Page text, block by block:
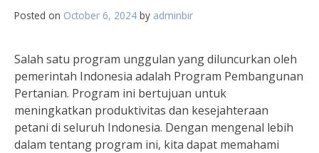
Posted on October 6, 2024 by adminbir
Salah satu program unggulan yang diluncurkan oleh
pemerintah Indonesia adalah Program Pembangunan
Pertanian. Program ini bertujuan untuk
meningkatkan produktivitas dan kesejahteraan
petani di seluruh Indonesia. Dengan mengenal lebih
dalam tentang program ini, kita dapat memahami